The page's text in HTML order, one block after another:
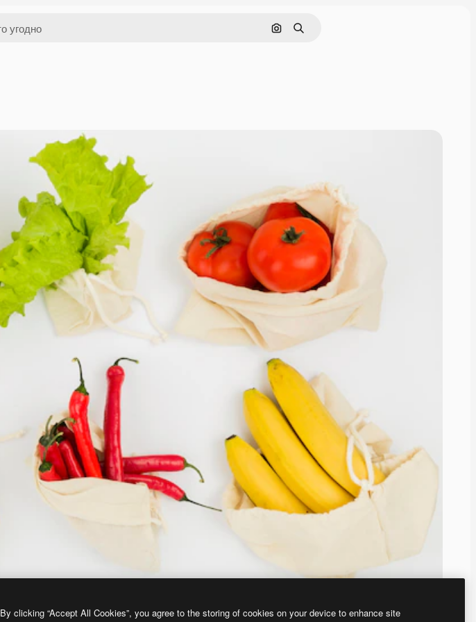
Поиск по изображению
Поиск
By clicking “Accept All Cookies”, you agree to the storing of cookies on your device to enhance site